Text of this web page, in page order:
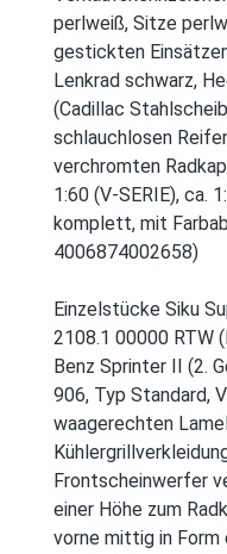
perlweiß, Sitze
gestickten
Lenkrad schwarz,
(Cadillac
schlauchlosen
verchromten
1:60 (V-SERIE), ca.
komplett, mit
4006874002658)
Einzelstücke Siku
2108.1 00000 RTW
Benz Sprinter II (2.
906, Typ Standard,
waagerechten
Frontscheinwerfer
einer Höhe zum
vorne mittig in